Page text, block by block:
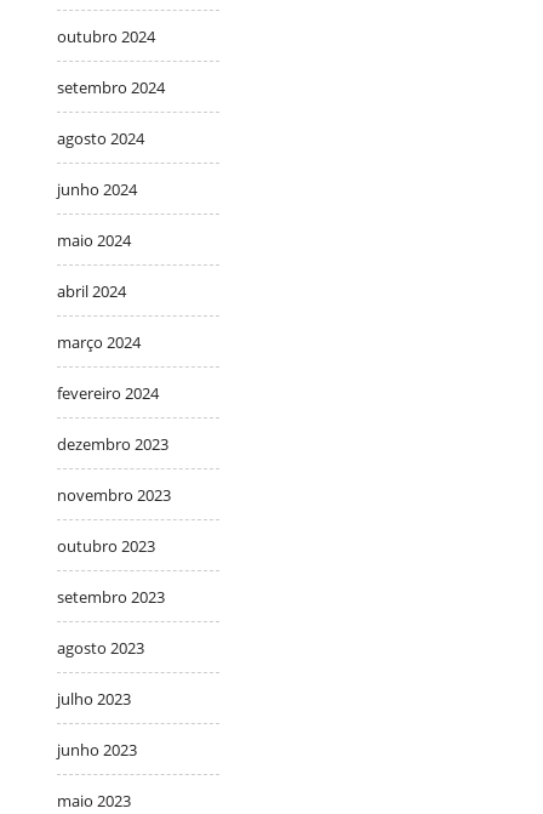
outubro 2024
setembro 2024
agosto 2024
junho 2024
maio 2024
abril 2024
março 2024
fevereiro 2024
dezembro 2023
novembro 2023
outubro 2023
setembro 2023
agosto 2023
julho 2023
junho 2023
maio 2023